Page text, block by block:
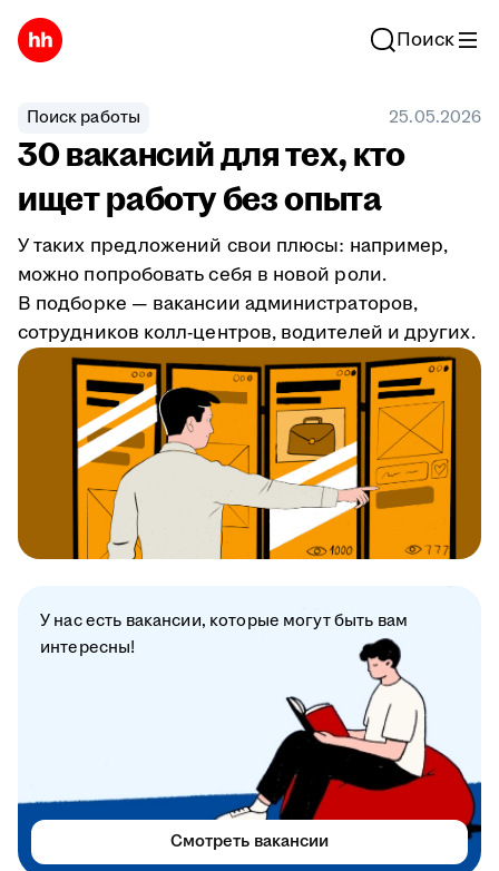
Поиск
Поиск работы 25.05.2026
30 вакансий для тех, кто
ищет работу без опыта
У таких предложений свои плюсы: например,
можно попробовать себя в новой роли.
В подборке — вакансии администраторов,
сотрудников колл-центров, водителей и других.
У нас есть вакансии, которые могут быть вам
интересны!
Смотреть вакансии